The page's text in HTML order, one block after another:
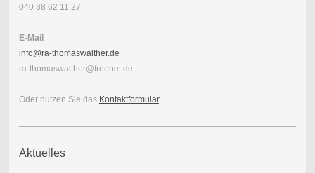
040 38 62 11 27
E-Mail
info@ra-thomaswalther.de
ra-thomaswalther@freenet.de
Oder nutzen Sie das Kontaktformular.
Aktuelles